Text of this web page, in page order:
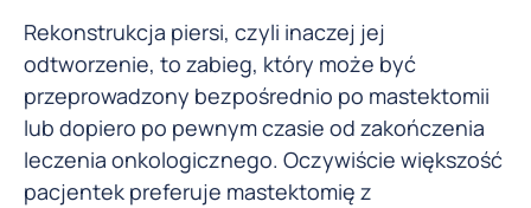
Rekonstrukcja piersi, czyli inaczej jej
odtworzenie, to zabieg, który może być
przeprowadzony bezpośrednio po mastektomii
lub dopiero po pewnym czasie od zakończenia
leczenia onkologicznego. Oczywiście większość
pacjentek preferuje mastektomię z